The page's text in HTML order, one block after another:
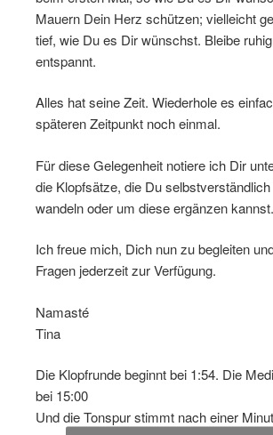
Mauern Dein Herz schützen; vielleicht
tief, wie Du es Dir wünschst. Bleibe
entspannt.
Alles hat seine Zeit. Wiederhole es
späteren Zeitpunkt noch einmal.
Für diese Gelegenheit notiere ich Dir
die Klopfsätze, die Du
wandeln oder um diese ergänzen kannst.
Ich freue mich, Dich nun zu begleiten
Fragen jederzeit zur Verfügung.
Namasté
Tina
Die Klopfrunde beginnt bei 1:54. Die
bei 15:00
Und die Tonspur stimmt nach einer